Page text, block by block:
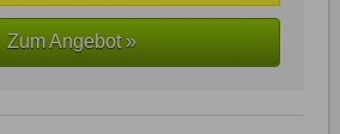
Zum Angebot »